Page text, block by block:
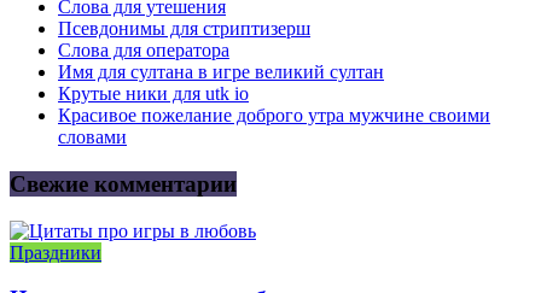
Слова для утешения
Псевдонимы для стриптизерш
Слова для оператора
Имя для султана в игре великий султан
Крутые ники для utk io
Красивое пожелание доброго утра мужчине своими
словами
Свежие комментарии
Праздники